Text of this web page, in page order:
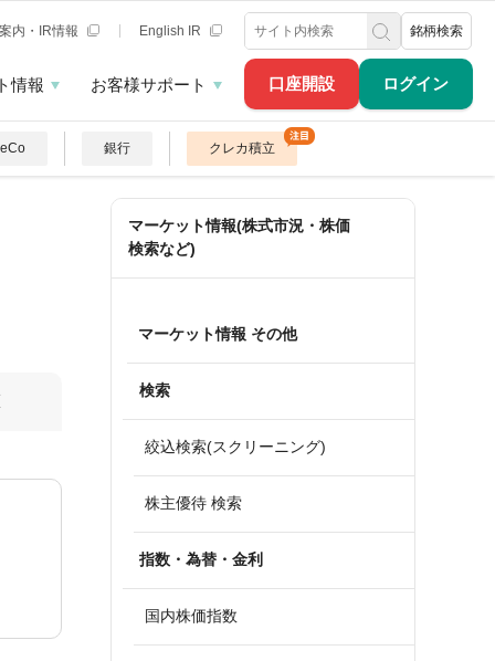
口座開設 ログイン
内・IR情報 English IR 銘柄検索
情報 お客様サポート
銀行 クレカ積立
マーケット情報(株式市況・株価
検索など)
マーケット情報 その他
検索
絞込検索(スクリーニング)
株主優待 検索
指数・為替・金利
国内株価指数